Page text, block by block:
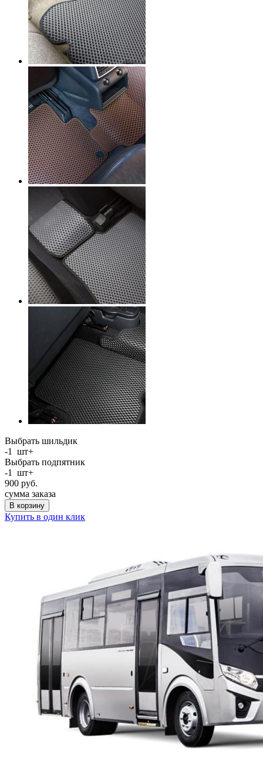
Выбрать шильдик
-1 шт+
Выбрать подпятник
-1 шт+
900 руб.
сумма заказа
В корзину
Купить в один клик